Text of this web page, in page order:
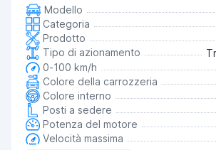
Modello
Categoria
Prodotto
Tipo di azionamento
0-100 km/h
Colore della carrozzeria
Colore interno
Posti a sedere
Potenza del motore
Velocità massima